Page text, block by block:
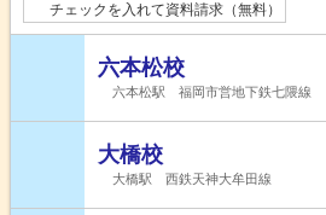
チェックを入れて資料請求（無料）
六本松校
六本松駅 福岡市営地下鉄七隈線
大橋校
大橋駅 西鉄天神大牟田線